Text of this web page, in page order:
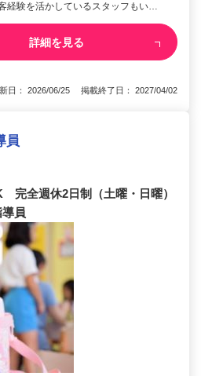
経験を活かしているスタッフもい…
詳細を見る
日： 2026/06/25 掲載終了日： 2027/04/02
員
完全週休2日制（土曜・日曜）
員